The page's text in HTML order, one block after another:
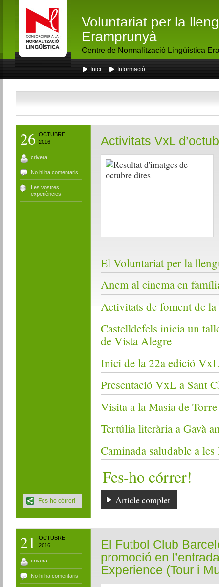
Voluntariat per la
Eramprunyà
Centre de Normalització Lingüística
Inici Informació
26 OCTUBRE
2016
crivera
No hi ha comentaris
Les vostres
experiències
Activitats VxL
El Voluntariat per la
Anem al cinema en
Activitats de foment de
Castelldefels inicia un
de Vista Alegre
Inici de la 22a edició
Presentació VxL a Sant
Visita a la Masia de
Tertúlia literària a Gavà
Caminada saludable a
Fes-ho córrer!
Article complet
Fes-ho córrer!
21
OCTUBRE
2016
crivera
No hi ha comentaris
El Futbol Club
promoció en
Experience (Tour i